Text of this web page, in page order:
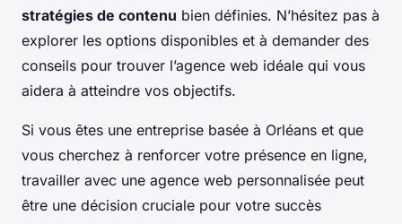
stratégies de contenu bien définies. N’hésitez pas à
explorer les options disponibles et à demander des
conseils pour trouver l’agence web idéale qui vous
aidera à atteindre vos objectifs.
Si vous êtes une entreprise basée à Orléans et que
vous cherchez à renforcer votre présence en ligne,
travailler avec une agence web personnalisée peut
être une décision cruciale pour votre succès